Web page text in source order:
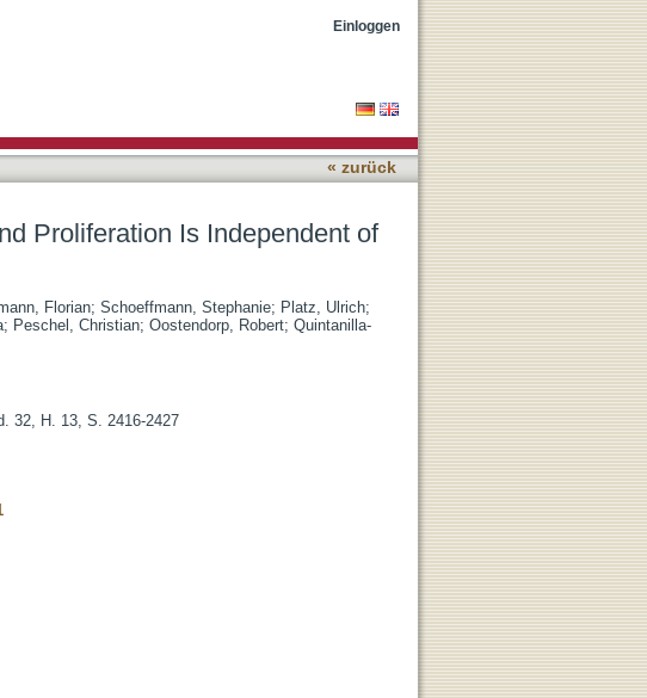
of p27(Kip1) SuppressionEinloggen
« zurück
Proliferation Is Independent of
Florian; Schoeffmann, Stephanie; Platz, Ulrich;
; Peschel, Christian; Oostendorp, Robert; Quintanilla-
32, H. 13, S. 2416-2427